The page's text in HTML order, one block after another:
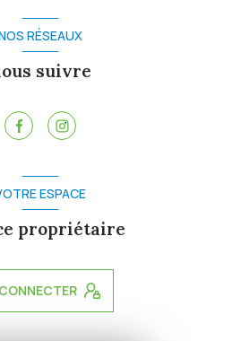
RÉSEAUX
suivre
ESPACE
propriétaire